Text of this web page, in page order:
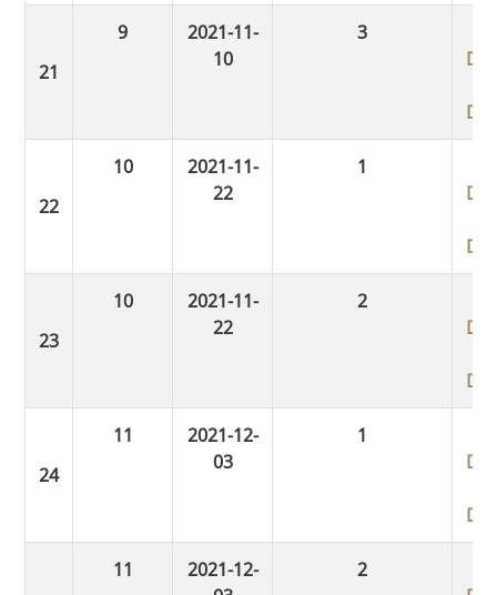
9
2021-11-
10
3
10
2021-11-
22
1
10
2021-11-
22
2
11
2021-12-
03
1
11
2021-12-
2